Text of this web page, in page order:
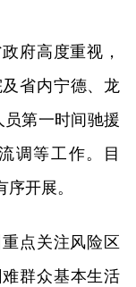
府高度重视，
省内宁德、龙
员第一时间驰援
调等工作。目
开展。
点关注风险区
群众基本生活